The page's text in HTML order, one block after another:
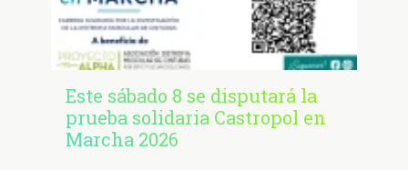
Este sábado 8 se disputará la
prueba solidaria Castropol en
Marcha 2026